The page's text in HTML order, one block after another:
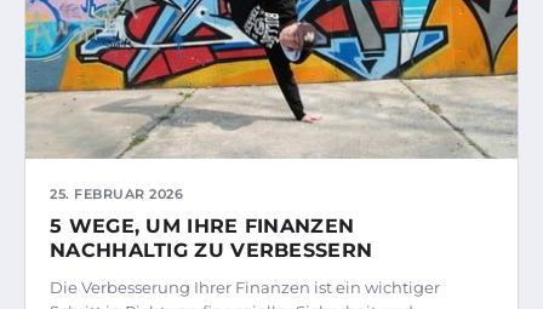
25. FEBRUAR 2026
5 WEGE, UM IHRE FINANZEN
NACHHALTIG ZU VERBESSERN
Die Verbesserung Ihrer Finanzen ist ein wichtiger